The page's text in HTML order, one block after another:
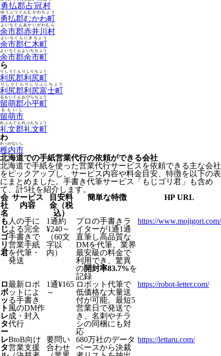
勇払郡占冠村
勇払郡むかわ町
ゆうふつぐんむかわちょう
余市郡赤井川村
よいちぐんあかいがわむら
余市郡仁木町
よいちぐんにきちょう
余市郡余市町
よいちぐんよいちちょう
ら
利尻郡利尻町
りしりぐんりしりちょう
利尻郡利尻富士町
りしりぐんりしりふじちょう
留萌郡小平町
るもいぐんおびらちょう
留萌市
るもいし
礼文郡礼文町
れぶんぐんれぶんちょう
わ
稚内市
わっかないし
北海道での手紙営業代行の依頼ができる会社
北海道で手紙を使った営業代行サービスを依頼できる主な会社
をピックアップし、サービス内容や料金目安、特徴を以下の表
にまとめました。手書き代筆サービス「もじゴリ君」も含め
て、計5社を紹介します。
会
社
名
サービス
内容
目安料
金（税
込）
簡単な特徴 HP URL
も
じ
ゴ
リ
君
人の手に
よる完全
手書きで
営業手紙
を代筆・
発送
1通約
¥240～
（60文
字以
内）
プロの手書きラ
イターが1通1通
直筆し高品質な
DMを代筆。業界
最安級の料金で
利用でき、驚異
の開封率83.7%を
記録
https://www.mojigori.com/
ロ
ボ
ッ
ト
レ
タ
ー
最新ロボ
ットによ
る手書き
風のDM作
成・封入
代行
1通¥165
～
ロボット代筆で
低価格な大量送
付が可能。最短5
営業日で発送で
き、名刺やチラ
シの同梱にも対
応
https://robot-letter.com/
レ
タ
BtoB向け
営業支援
要問い
合わせ
680万社のデータ
ベースから決裁
https://lettaru.com/